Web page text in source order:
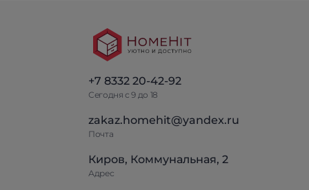
+7 8332 20-42-92
Сегодня с 9 до 18
zakaz.homehit@yandex.ru
Почта
Киров, Коммунальная, 2
Адрес